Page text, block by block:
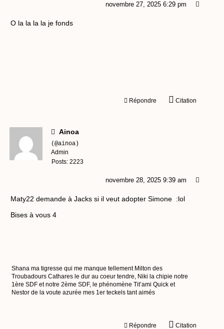
novembre 27, 2025 6:29 pm
O la la la la je fonds
Répondre Citation
Ainoa
(@ainoa)
Admin
Posts: 2223
novembre 28, 2025 9:39 am
Maty22 demande à Jacks si il veut adopter Simone :lol
Bises à vous 4
Shana ma tigresse qui me manque tellement Milton des
Troubadours Cathares le dur au coeur tendre, Niki la chipie notre
1ère SDF et notre 2ème SDF, le phénomène Tit’ami Quick et
Nestor de la voute azurée mes 1er teckels tant aimés
Répondre Citation